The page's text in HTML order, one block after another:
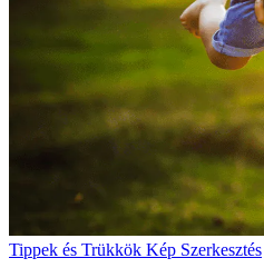
Tippek és Trükkök Kép Szerkesztés